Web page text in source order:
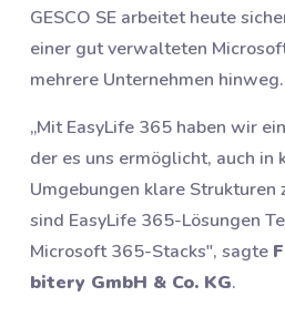
GESCO SE arbeitet heute
einer gut verwalteten
mehrere Unternehmen hinweg.
„Mit EasyLife 365 haben wir
der es uns ermöglicht, auch in
Umgebungen klare Strukturen
sind EasyLife 365-Lösungen
Microsoft 365-Stacks", sagte
bitery GmbH & Co. KG.